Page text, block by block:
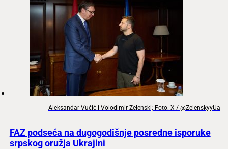
Aleksandar Vučić i Volodimir Zelenski; Foto: X / @ZelenskyyUa
FAZ podseća na dugogodišnje posredne isporuke
srpskog oružja Ukrajini